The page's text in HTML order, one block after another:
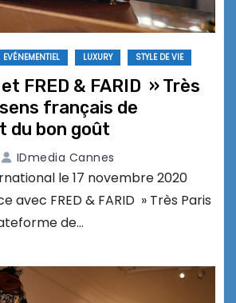
EVÉNEMENTIEL LUXURY STYLE DE VIE
FRED & FARID » Très
français de
du bon goût
IDmedia Cannes
le 17 novembre 2020
avec FRED & FARID » Très Paris
de…